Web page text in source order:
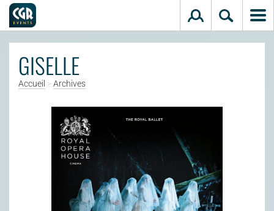
GISELLE
Accueil >Archives